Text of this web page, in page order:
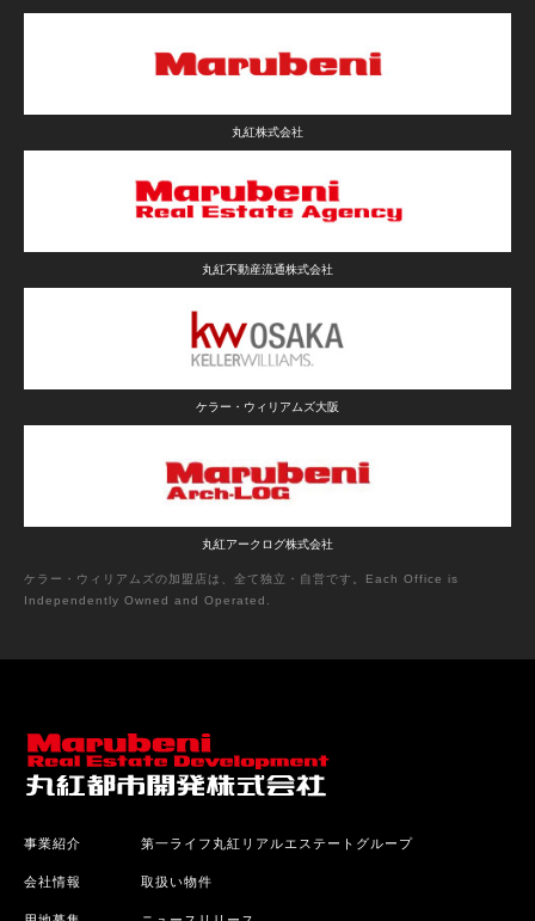
丸紅株式会社
丸紅不動産流通株式会社
ケラー・ウィリアムズ大阪
丸紅アークログ株式会社
ケラー・ウィリアムズの加盟店は、全て独立・自営です。Each Office is
Independently Owned and Operated.
事業紹介
会社情報
第一ライフ丸紅リアルエステートグループ
取扱い物件